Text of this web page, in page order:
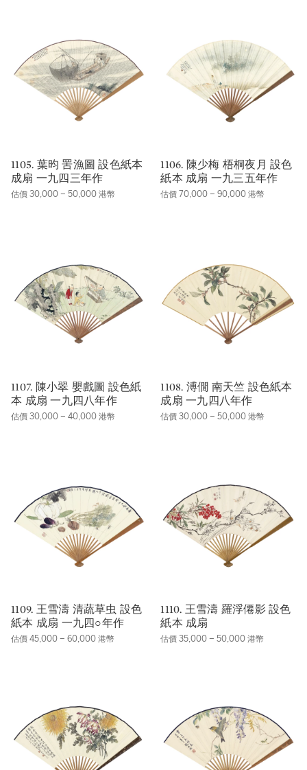
1105. 葉昀 罟漁圖 設色紙本
成扇 一九四三年作
估價 30,000 – 50,000 港幣
1106. 陳少梅 梧桐夜月 設色
紙本 成扇 一九三五年作
估價 70,000 – 90,000 港幣
1107. 陳小翠 嬰戲圖 設色紙
本 成扇 一九四八年作
估價 30,000 – 40,000 港幣
1108. 溥僩 南天竺 設色紙本
成扇 一九四八年作
估價 30,000 – 50,000 港幣
1109. 王雪濤 清蔬草虫 設色
紙本 成扇 一九四○年作
估價 45,000 – 60,000 港幣
1110. 王雪濤 羅浮僊影 設色
紙本 成扇
估價 35,000 – 50,000 港幣